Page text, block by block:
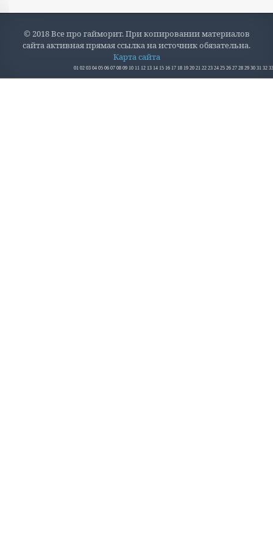
© 2018 Все про гайморит. При копировании материалов
сайта активная прямая ссылка на источник обязательна.
Карта сайта
01 02 03 04 05 06 07 08 09 10 11 12 13 14 15 16 17 18 19 20 21 22 23 24 25 26 27 28 29 30 31 32 33